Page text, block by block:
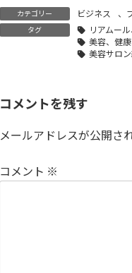
カテゴリー ビジネス 、
タグ
リアムー
美容、健
美容サロ
コメントを残す
メールアドレスが公開さ
コメント ※